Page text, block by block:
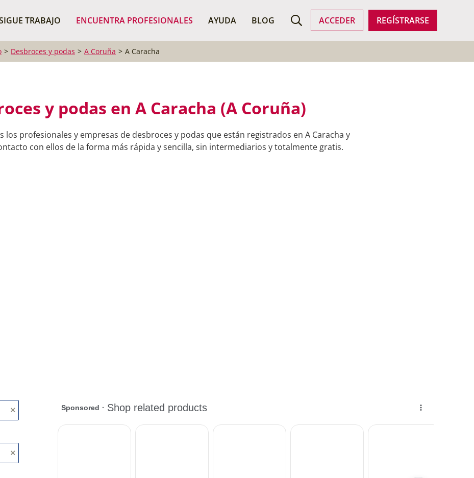
TRABAJO ENCUENTRA PROFESIONALES AYUDA BLOG ACCEDER REGÍSTRARSE
BUSCAR PROFESIONALES
Desbroces y podas A Coruña A Caracha
y podas en A Caracha (A Coruña)
profesionales y empresas de desbroces y podas que están registrados en A Caracha y
con ellos de la forma más rápida y sencilla, sin intermediarios y totalmente gratis.